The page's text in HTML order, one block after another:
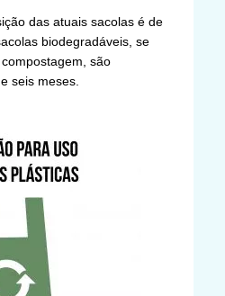
das atuais sacolas é de
biodegradáveis, se
são
seis meses.